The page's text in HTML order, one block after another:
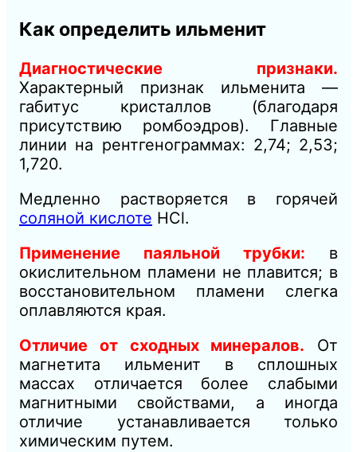
Как определить ильменит
Диагностические признаки.
Характерный признак ильменита —
габитус кристаллов (благодаря
присутствию ромбоэдров). Главные
линии на рентгенограммах: 2,74; 2,53;
1,720.
Медленно растворяется в горячей
соляной кислоте НСl.
Применение паяльной трубки: в
окислительном пламени не плавится; в
восстановительном пламени слегка
оплавляются края.
Отличие от сходных минералов. От
магнетита ильменит в сплошных
массах отличается более слабыми
магнитными свойствами, а иногда
отличие устанавливается только
химическим путем.